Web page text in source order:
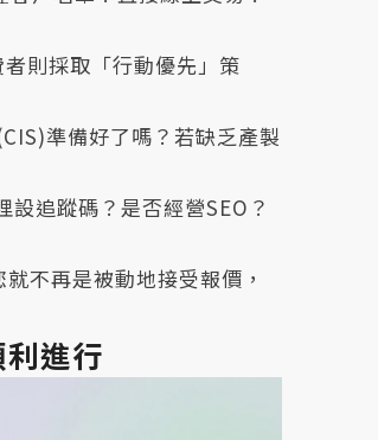
則採取「行動優先」策
準備好了嗎？若缺乏產製
追蹤碼？是否經營SEO？
不再是被動地接受報價，
進行